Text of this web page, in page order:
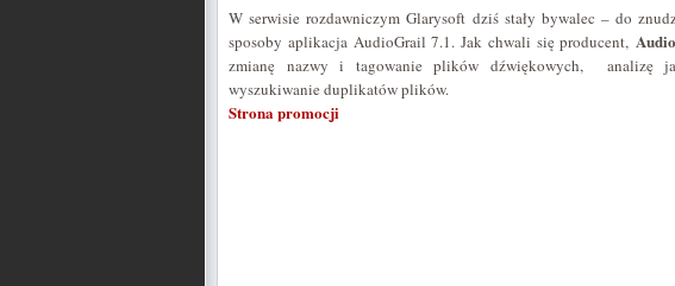
W serwisie rozdawniczym Glarysoft dziś stały bywalec – do
sposoby aplikacja AudioGrail 7.1. Jak chwali się producent,
zmianę nazwy i tagowanie plików dźwiękowych, analizę
wyszukiwanie duplikatów plików.
Strona promocji